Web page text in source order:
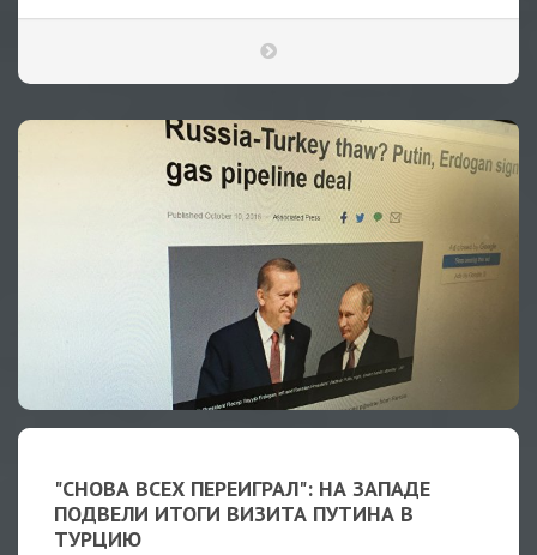
"СНОВА ВСЕХ ПЕРЕИГРАЛ": НА ЗАПАДЕ
ПОДВЕЛИ ИТОГИ ВИЗИТА ПУТИНА В
ТУРЦИЮ